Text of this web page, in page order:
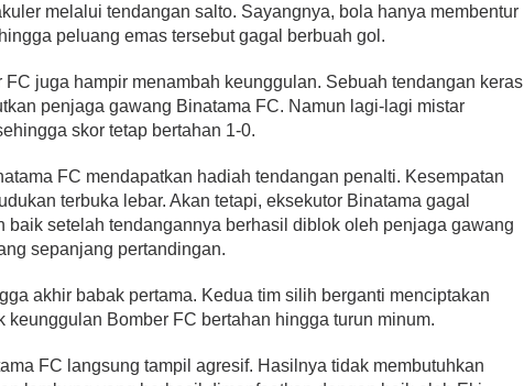
melalui tendangan salto. Sayangnya, bola hanya membentur
peluang emas tersebut gagal berbuah gol.
juga hampir menambah keunggulan. Sebuah tendangan keras
penjaga gawang Binatama FC. Namun lagi-lagi mistar
skor tetap bertahan 1-0.
FC mendapatkan hadiah tendangan penalti. Kesempatan
terbuka lebar. Akan tetapi, eksekutor Binatama gagal
baik setelah tendangannya berhasil diblok oleh penjaga gawang
sepanjang pertandingan.
akhir babak pertama. Kedua tim silih berganti menciptakan
keunggulan Bomber FC bertahan hingga turun minum.
FC langsung tampil agresif. Hasilnya tidak membutuhkan